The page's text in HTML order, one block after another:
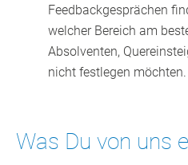
Feedbackgesprächen
welcher Bereich am
Absolventen,
nicht festlegen möchten.
Was Du von uns